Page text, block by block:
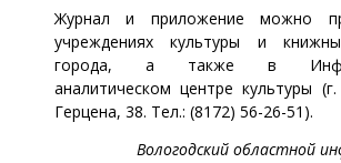
Журнал и приложение можно
учреждениях культуры и
города, а также в
аналитическом центре культуры
Герцена, 38. Тел.: (8172) 56-26-51).
Вологодский областной